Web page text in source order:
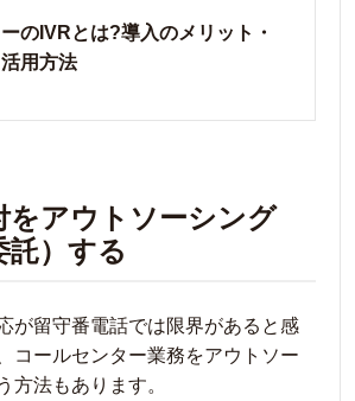
のIVRとは?導入のメリット・
用方法
をアウトソーシング
託）する
が留守番電話では限界があると感
コールセンター業務をアウトソー
方法もあります。